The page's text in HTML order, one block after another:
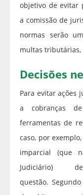
objetivo de evitar
a comissão de
normas serão
multas tributárias,
Decisões
Para evitar ações
a cobranças
ferramentas de
caso, por
imparcial (que
Judiciário)
questão.